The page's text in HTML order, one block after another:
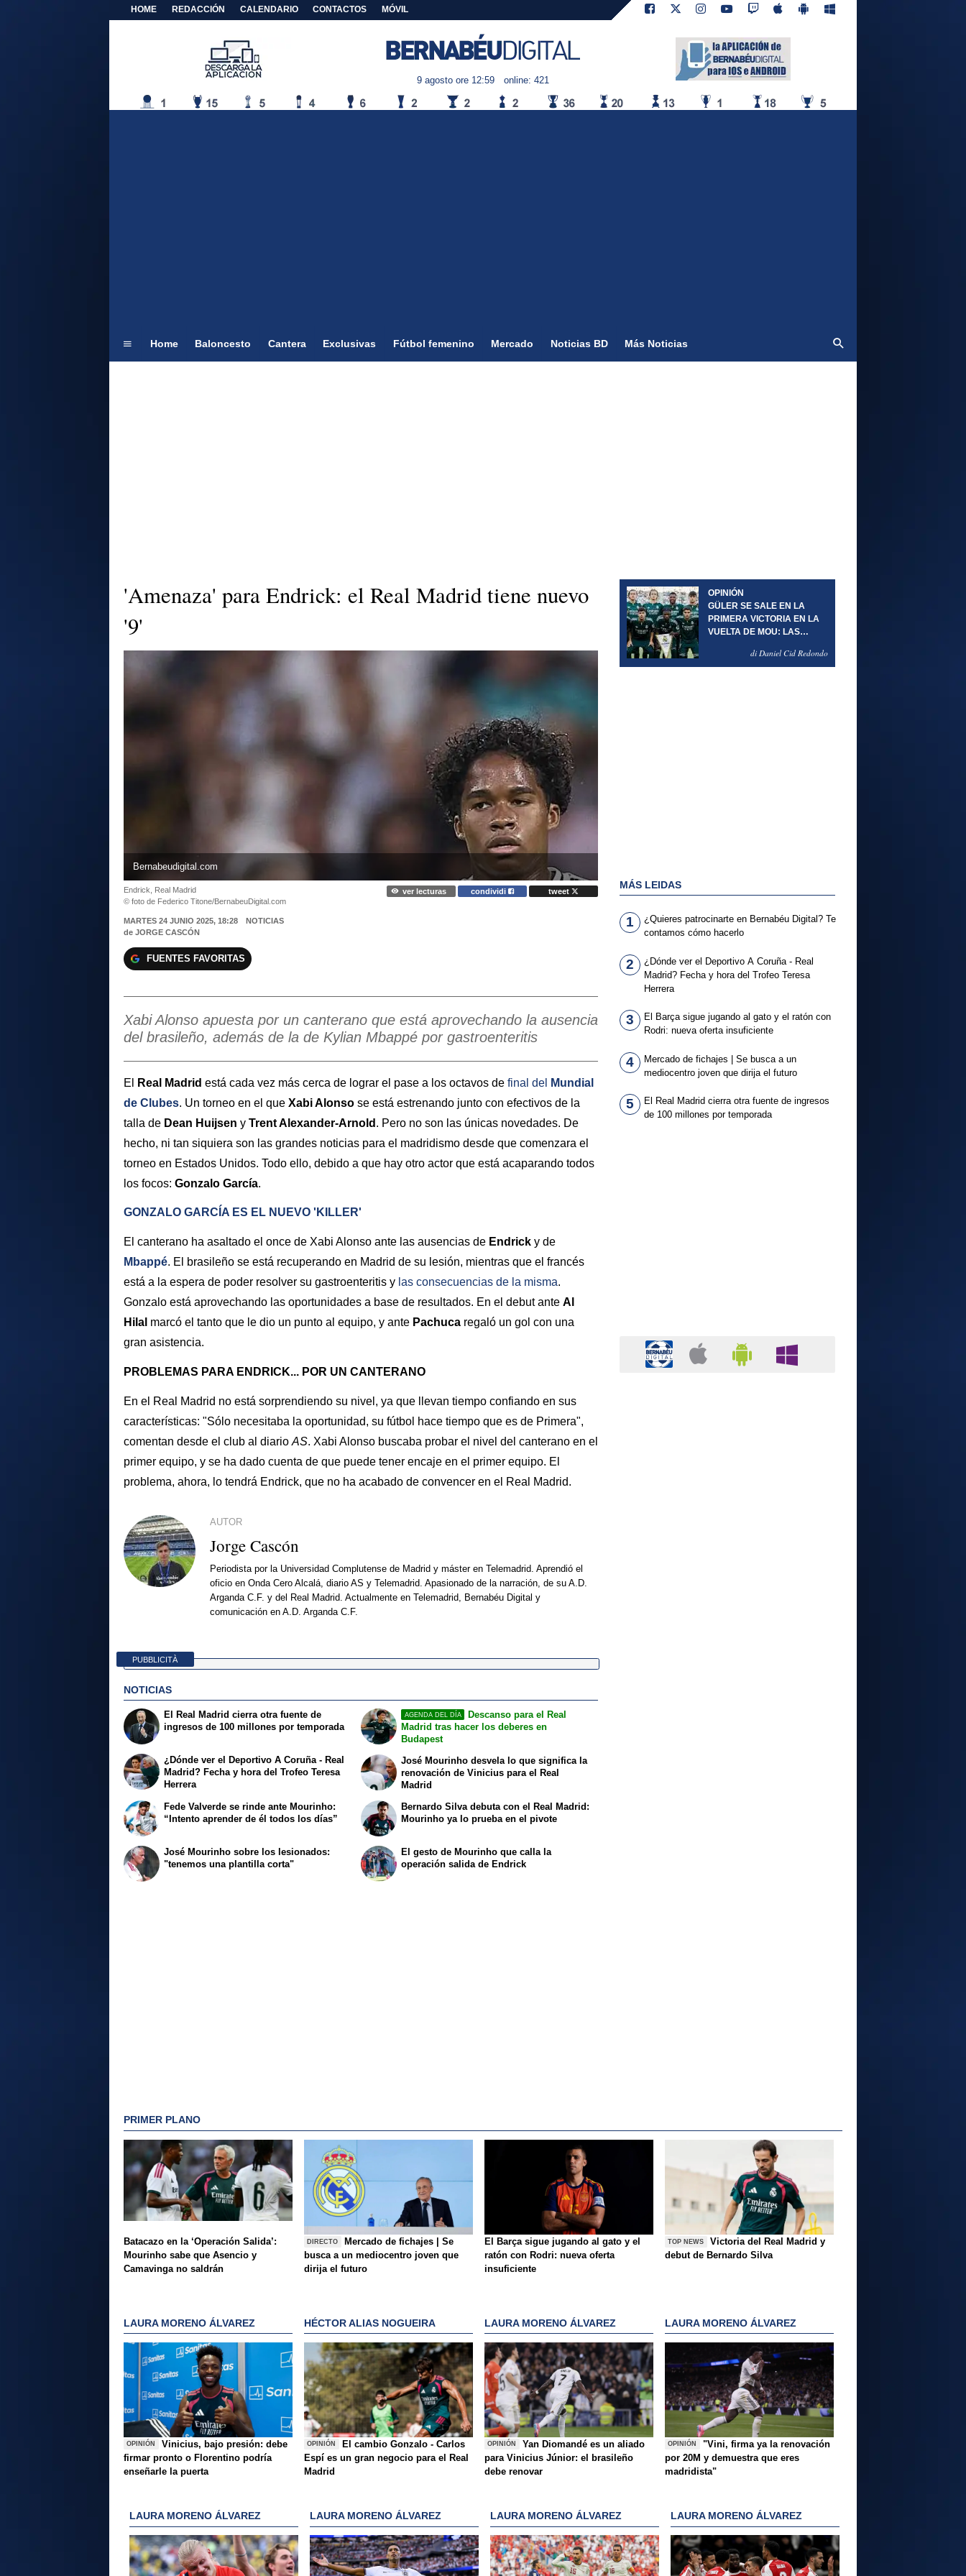
HOME REDACCIÓN CALENDARIO CONTACTOS MÓVIL
9 agosto ore 12:59 online: 421
Home Baloncesto Cantera Exclusivas Fútbol femenino Mercado Noticias BD Más Noticias
'Amenaza' para Endrick: el Real Madrid tiene nuevo
'9'
Bernabeudigital.com
Endrick, Real Madrid
© foto de Federico Titone/BernabeuDigital.com
ver lecturas condividi tweet
MARTES 24 JUNIO 2025, 18:28
NOTICIAS
de JORGE CASCÓN
FUENTES FAVORITAS
Xabi Alonso apuesta por un canterano que está aprovechando la ausencia
del brasileño, además de la de Kylian Mbappé por gastroenteritis
El Real Madrid está cada vez más cerca de lograr el pase a los octavos de final del
Mundial
de Clubes. Un torneo en el que Xabi Alonso se está estrenando junto con efectivos de la
talla de Dean Huijsen y Trent Alexander-Arnold . Pero no son las únicas novedades. De
hecho, ni tan siquiera son las grandes noticias para el madridismo desde que comenzara el
torneo en Estados Unidos. Todo ello, debido a que hay otro actor que está acaparando todos
los focos: Gonzalo García.
GONZALO GARCÍA ES EL NUEVO 'KILLER'
El canterano ha asaltado el once de Xabi Alonso ante las ausencias de Endrick y de
Mbappé. El brasileño se está recuperando en Madrid de su lesión, mientras que el francés
está a la espera de poder resolver su gastroenteritis y las consecuencias de la misma.
Gonzalo está aprovechando las oportunidades a base de resultados. En el debut ante Al
Hilal marcó el tanto que le dio un punto al equipo, y ante Pachuca regaló un gol con una
gran asistencia.
PROBLEMAS PARA ENDRICK... POR UN CANTERANO
En el Real Madrid no está sorprendiendo su nivel, ya que llevan tiempo confiando en sus
características: "Sólo necesitaba la oportunidad, su fútbol hace tiempo que es de Primera",
comentan desde el club al diario AS. Xabi Alonso buscaba probar el nivel del canterano en el
primer equipo, y se ha dado cuenta de que puede tener encaje en el primer equipo. El
problema, ahora, lo tendrá Endrick, que no ha acabado de convencer en el Real Madrid.
AUTOR
Jorge Cascón
Periodista por la Universidad Complutense de Madrid y máster en Telemadrid. Aprendió el
oficio en Onda Cero Alcalá, diario AS y Telemadrid. Apasionado de la narración, de su A.D.
Arganda C.F. y del Real Madrid. Actualmente en Telemadrid, Bernabéu Digital y
comunicación en A.D. Arganda C.F.
PUBBLICITÀ
NOTICIAS
El Real Madrid cierra otra fuente de
ingresos de 100 millones por temporada
¿Dónde ver el Deportivo A Coruña - Real
Madrid? Fecha y hora del Trofeo Teresa
Herrera
AGENDA DEL DÍA
Descanso para el Real
Madrid tras hacer los deberes en
Budapest
José Mourinho desvela lo que significa la
renovación de Vinicius para el Real
Madrid
Fede Valverde se rinde ante Mourinho:
“Intento aprender de él todos los días”
José Mourinho sobre los lesionados:
"tenemos una plantilla corta"
Bernardo Silva debuta con el Real Madrid:
Mourinho ya lo prueba en el pivote
El gesto de Mourinho que calla la
operación salida de Endrick
OPINIÓN
GÜLER SE SALE EN LA
PRIMERA VICTORIA EN LA
VUELTA DE MOU: LAS
1-2 REAL MADRIDdi Daniel Cid Redondo
MÁS LEIDAS
1
¿Quieres patrocinarte en Bernabéu Digital? Te
contamos cómo hacerlo
2
¿Dónde ver el Deportivo A Coruña - Real
Madrid? Fecha y hora del Trofeo Teresa
Herrera
3
El Barça sigue jugando al gato y el ratón con
Rodri: nueva oferta insuficiente
4
Mercado de fichajes | Se busca a un
mediocentro joven que dirija el futuro
5
El Real Madrid cierra otra fuente de ingresos
de 100 millones por temporada
PRIMER PLANO
Batacazo en la ‘Operación Salida’:
Mourinho sabe que Asencio y
Camavinga no saldrán
DIRECTO
Mercado de fichajes | Se
busca a un mediocentro joven que
dirija el futuro
El Barça sigue jugando al gato y el
ratón con Rodri: nueva oferta
insuficiente
TOP NEWS
Victoria del Real Madrid y
debut de Bernardo Silva
LAURA MORENO ÁLVAREZ
OPINIÓN
Vinicius, bajo presión: debe
firmar pronto o Florentino podría
enseñarle la puerta
HÉCTOR ALIAS NOGUEIRA
OPINIÓN
El cambio Gonzalo - Carlos
Espí es un gran negocio para el Real
Madrid
LAURA MORENO ÁLVAREZ
OPINIÓN
Yan Diomandé es un aliado
para Vinicius Júnior: el brasileño
debe renovar
LAURA MORENO ÁLVAREZ
OPINIÓN
"Vini, firma ya la renovación
por 20M y demuestra que eres
madridista"
LAURA MORENO ÁLVAREZ LAURA MORENO ÁLVAREZ LAURA MORENO ÁLVAREZ LAURA MORENO ÁLVAREZ